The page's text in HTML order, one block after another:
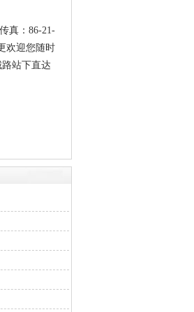
真：86-21-
欢迎您随时
站下直达